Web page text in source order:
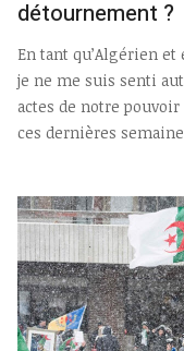
détournement ?
En tant qu’Algérien
je ne me suis senti
actes de notre
ces dernières